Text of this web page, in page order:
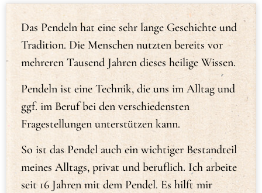
Das Pendeln hat eine sehr lange Geschichte und
Tradition. Die Menschen nutzten bereits vor
mehreren Tausend Jahren dieses heilige Wissen.
Pendeln ist eine Technik, die uns im Alltag und
ggf. im Beruf bei den verschiedensten
Fragestellungen unterstützen kann.
So ist das Pendel auch ein wichtiger Bestandteil
meines Alltags, privat und beruflich. Ich arbeite
seit 16 Jahren mit dem Pendel. Es hilft mir